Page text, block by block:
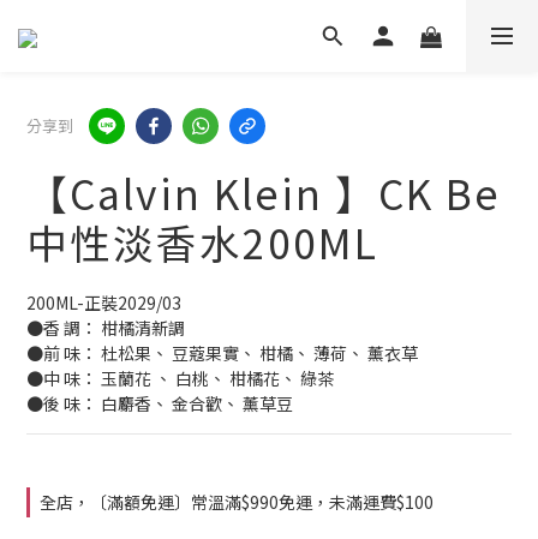
分享到
【Calvin Klein 】CK Be
中性淡香水200ML
200ML-正裝2029/03
●香 調： 柑橘清新調
●前 味： 杜松果、 豆蔻果實、 柑橘、 薄荷、 薰衣草
●中 味： 玉蘭花 、 白桃、 柑橘花、 綠茶
●後 味： 白麝香、 金合歡、 薰草豆
全店，〔滿額免運〕常溫滿$990免運，未滿運費$100